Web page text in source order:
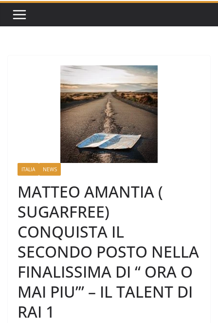
ITALIA NEWS
MATTEO AMANTIA (
SUGARFREE)
CONQUISTA IL
SECONDO POSTO NELLA
FINALISSIMA DI “ ORA O
MAI PIU’” – IL TALENT DI
RAI 1